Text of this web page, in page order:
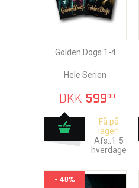
Golden Dogs 1-4
Hele Serien
DKK 59900
Få på
lager!
Afs.:1-5
hverdage
- 40%